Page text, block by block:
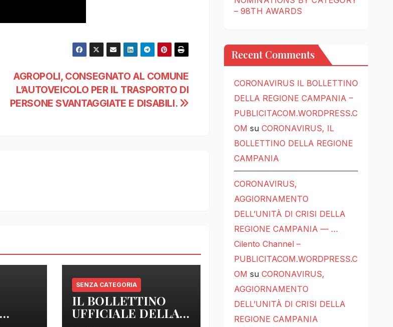
AGROPOLI, CONSEGNATO AL COMUNE
L’AUTOVEICOLO PER IL TRASPORTO DI
PERSONE SVANTAGGIATE E DISABILI.
SENZA CATEGORIA
IL BOLLETTINO
UFFICIALE DELLA
– 98TH AWARDS
Recent Comments
CORONAVIRUS IL BOLLETTINO
DELLA REGIONE CAMPANIA –
PUBLICITACOM.WORDPRESS.C
OM su CORONAVIRUS, IL
BOLLETTINO DELLA REGIONE
CAMPANIA
CORONAVIRUS,
AGGIORNAMENTO
DELL’UNITÀ DI CRISI DELLA
REGIONE CAMPANIA — …
Cilento Channel –
PUBLICITACOM.WORDPRESS.C
OM su CORONAVIRUS,
AGGIORNAMENTO
DELL’UNITÀ DI CRISI DELLA
REGIONE CAMPANIA